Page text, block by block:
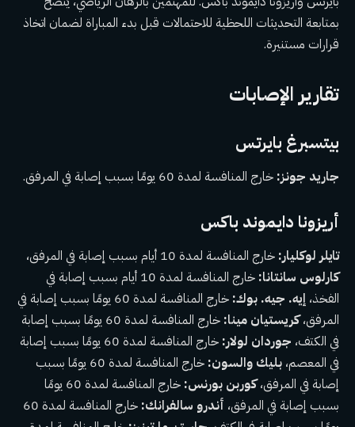
بمتابعة التحديثات اللحظية للاحتمالات قبل بدء المباراة لضمان اتخاذ
قرارات مستنيرة.
تقارير الإصابات
بيتسبرغ بايرتس
جاريد جونز: خارج المنافسة لمدة 60 يومًا بسبب إصابة في المرفق.
أريزونا دايموند باكس
تايلر لوكليار: خارج المنافسة لمدة 10 أيام بسبب إصابة في المرفق،
كارلوس سانتانا:
خارج المنافسة لمدة 10 أيام بسبب إصابة في
الفخذ، إيه. جيه. بوك:
خارج المنافسة لمدة 60 يومًا بسبب إصابة في
المرفق،كريستيان مينا:
خارج المنافسة لمدة 60 يومًا بسبب إصابة
في الكتف، جوردان لولار:
خارج المنافسة لمدة 60 يومًا بسبب إصابة
في المعصم، بليك والسون:
خارج المنافسة لمدة 60 يومًا بسبب
إصابة في المرفق،كوربن بورنس:
خارج المنافسة لمدة 60 يومًا
بسبب إصابة في المرفق، أندرو سالفرانك:
خارج المنافسة لمدة 60